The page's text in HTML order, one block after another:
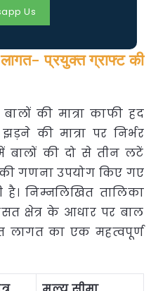
Us
प्रयुक्त ग्राफ्ट की
की मात्रा काफी हद
की मात्रा पर निर्भर
बालों की दो से तीन लटें
गणना उपयोग किए गए
निम्नलिखित तालिका
क्षेत्र के आधार पर बाल
लागत का एक महत्वपूर्ण